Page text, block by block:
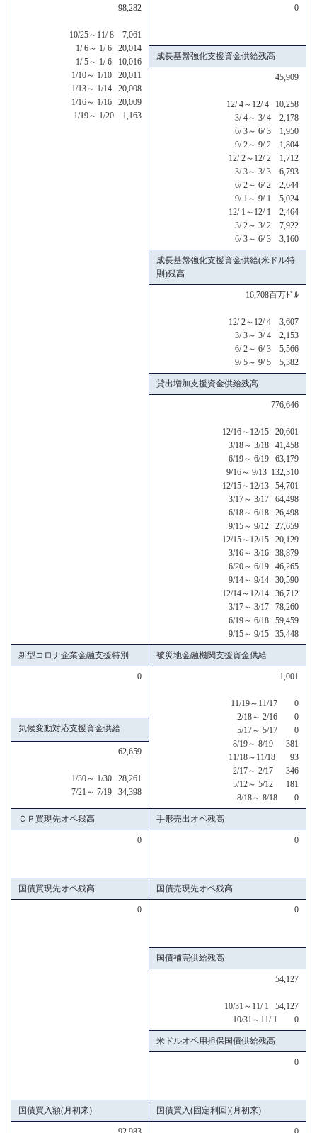
98,282
10/25～11/ 8 7,061
1/ 6～ 1/ 6 20,014
1/ 5～ 1/ 6 10,016
1/10～ 1/10 20,011
1/13～ 1/14 20,008
1/16～ 1/16 20,009
1/19～ 1/20 1,163
0
成長基盤強化支援資金供給残高
45,909
12/ 4～12/ 4 10,258
3/ 4～ 3/ 4 2,178
6/ 3～ 6/ 3 1,950
9/ 2～ 9/ 2 1,804
12/ 2～12/ 2 1,712
3/ 3～ 3/ 3 6,793
6/ 2～ 6/ 2 2,644
9/ 1～ 9/ 1 5,024
12/ 1～12/ 1 2,464
3/ 2～ 3/ 2 7,922
6/ 3～ 6/ 3 3,160
成長基盤強化支援資金供給(米ドル特
則)残高
16,708百万ﾄﾞﾙ
12/ 2～12/ 4 3,607
3/ 3～ 3/ 4 2,153
6/ 2～ 6/ 3 5,566
9/ 5～ 9/ 5 5,382
貸出増加支援資金供給残高
776,646
12/16～12/15 20,601
3/18～ 3/18 41,458
6/19～ 6/19 63,179
9/16～ 9/13 132,310
12/15～12/13 54,701
3/17～ 3/17 64,498
6/18～ 6/18 26,498
9/15～ 9/12 27,659
12/15～12/15 20,129
3/16～ 3/16 38,879
6/20～ 6/19 46,265
9/14～ 9/14 30,590
12/14～12/14 36,712
3/17～ 3/17 78,260
6/19～ 6/18 59,459
9/15～ 9/15 35,448
新型コロナ企業金融支援特別 被災地金融機関支援資金供給
0 1,001
11/19～11/17 0
2/18～ 2/16 0
5/17～ 5/17 0
8/19～ 8/19 381
11/18～11/18 93
2/17～ 2/17 346
5/12～ 5/12 181
8/18～ 8/18 0
気候変動対応支援資金供給
62,659
1/30～ 1/30 28,261
7/21～ 7/19 34,398
ＣＰ買現先オペ残高 手形売出オペ残高
0 0
国債買現先オペ残高 国債売現先オペ残高
0 0
国債補完供給残高
54,127
10/31～11/ 1 54,127
10/31～11/ 1 0
米ドルオペ用担保国債供給残高
0
国債買入額(月初来) 国債買入(固定利回)(月初来)